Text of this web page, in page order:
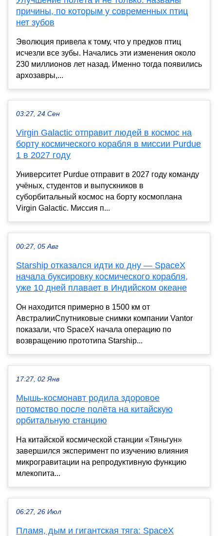
причины, по которым у современных птиц
нет зубов
Эволюция привела к тому, что у предков птиц
исчезли все зубы. Начались эти изменения около
230 миллионов лет назад. Именно тогда появились
архозавры,...
03:27, 24 Сен
Virgin Galactic отправит людей в космос на
борту космического корабля в миссии Purdue
1 в 2027 году
Университет Purdue отправит в 2027 году команду
учёных, студентов и выпускников в
суборбитальный космос на борту космоплана
Virgin Galactic. Миссия п...
00:27, 05 Авг
Starship отказался идти ко дну — SpaceX
начала буксировку космического корабля,
уже 10 дней плавает в Индийском океане
Он находится примерно в 1500 км от
АвстралииСпутниковые снимки компании Vantor
показали, что SpaceX начала операцию по
возвращению прототипа Starship...
17:27, 02 Янв
Мышь-космонавт родила здоровое
потомство после полёта на китайскую
орбитальную станцию
На китайской космической станции «Тяньгун»
завершился эксперимент по изучению влияния
микрогравитации на репродуктивную функцию
млекопита...
06:27, 26 Июл
Пламя, дым и гигантская тяга: SpaceX